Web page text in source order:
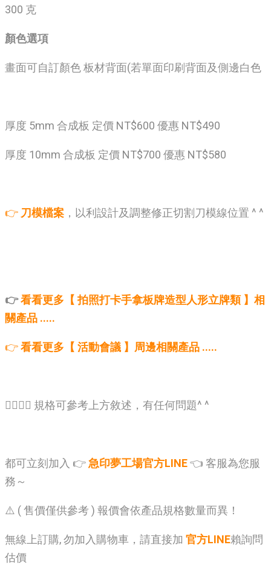
300 克
顏色選項
畫面可自訂顏色 板材背面(若單面印刷背面及側邊白色
厚度 5mm 合成板 定價 NT$600 優惠 NT$490
厚度 10mm 合成板 定價 NT$700 優惠 NT$580
👉 刀模檔案 ，以利設計及調整修正切割刀模線位置 ^ ^
👉看看更多【 拍照打卡手拿板牌造型人形立牌類 】相
關產品 .....
👉看看更多【 活動會議 】周邊相關產品 .....
🙋‍♂️🙋‍♂️ 規格可參考上方敘述，有任何問題^ ^
都可立刻加入 👉急印夢工場官方LINE👈 客服為您服
務～
⚠️ ( 售價僅供參考 ) 報價會依產品規格數量而異！
無線上訂購, 勿加入購物車，請直接加 官方LINE賴詢問
估價